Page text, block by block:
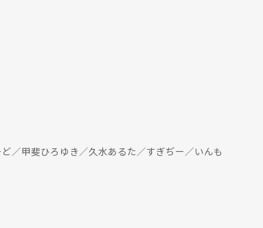
／甲斐ひろゆき／久水あるた／すぎぢー／いんも